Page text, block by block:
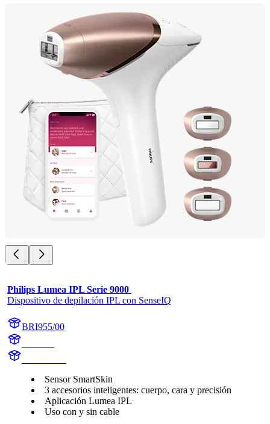
Philips Lumea IPL Serie 9000
Dispositivo de depilación IPL con SenseIQ
BRI955/00
Sensor SmartSkin
3 accesorios inteligentes: cuerpo, cara y precisión
Aplicación Lumea IPL
Uso con y sin cable